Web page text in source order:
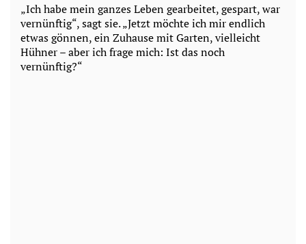
„Ich habe mein ganzes Leben gearbeitet, gespart, war
vernünftig“, sagt sie. „Jetzt möchte ich mir endlich
etwas gönnen, ein Zuhause mit Garten, vielleicht
Hühner – aber ich frage mich: Ist das noch
vernünftig?“